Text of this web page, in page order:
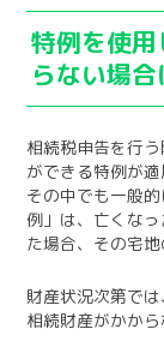
特例を使
らない場
相続税申告を行
ができる特例が適
その中でも一般
例」は、亡くな
た場合、その宅
財産状況次第で
相続財産がかか